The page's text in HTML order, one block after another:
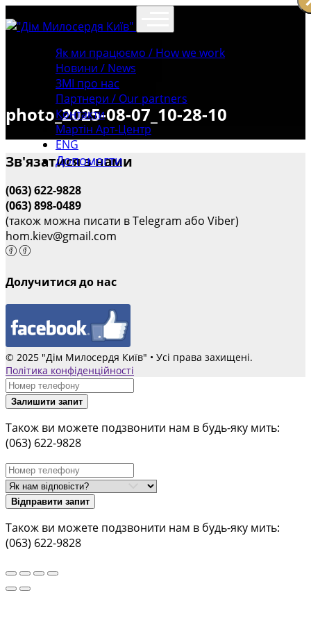
Як ми працюємо / How we work
Новини / News
ЗМІ про нас
Партнери / Our partners
Контакти
Mартін Арт-Центр
ENG
Допомогти
photo_2025-08-07_10-28-10
Зв'язатися з нами
(063) 622-9828
(063) 898-0489
(також можна писати в Telegram або Viber)
hom.kiev@gmail.com
Долучитися до нас
© 2025 "Дім Милосердя Київ" • Усі права захищені.
Політика конфіденційності
Залишити запит
Також ви можете подзвонити нам в будь-яку мить:
(063) 622-9828
Відправити запит
Також ви можете подзвонити нам в будь-яку мить:
(063) 622-9828